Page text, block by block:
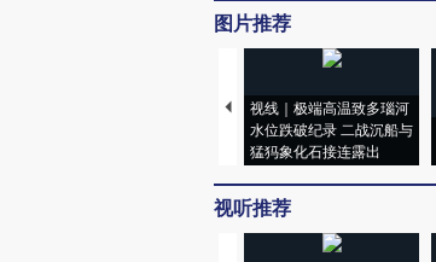
图片推荐
视线｜极端高温致多瑙河
水位跌破纪录 二战沉船与
猛犸象化石接连露出
视听推荐